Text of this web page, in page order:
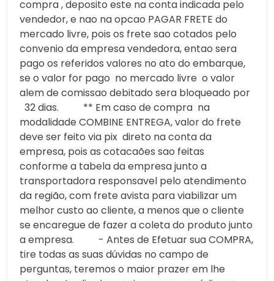
compra , deposito este na conta indicada pelo
vendedor, e nao na opcao PAGAR FRETE do
mercado livre, pois os frete sao cotados pelo
convenio da empresa vendedora, entao sera
pago os referidos valores no ato do embarque,
se o valor for pago no mercado livre o valor
alem de comissao debitado sera bloqueado por
32 dias. ** Em caso de compra na
modalidade COMBINE ENTREGA, valor do frete
deve ser feito via pix direto na conta da
empresa, pois as cotacaões sao feitas
conforme a tabela da empresa junto a
transportadora responsavel pelo atendimento
da região, com frete avista para viabilizar um
melhor custo ao cliente, a menos que o cliente
se encaregue de fazer a coleta do produto junto
a empresa. - Antes de Efetuar sua COMPRA,
tire todas as suas dúvidas no campo de
perguntas, teremos o maior prazer em lhe